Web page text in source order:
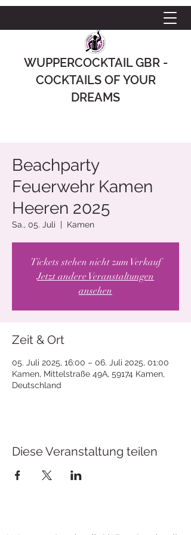
WUPPERCOCKTAIL GBR -
COCKTAILS OF YOUR
DREAMS
Beachparty
Feuerwehr Kamen
Heeren 2025
Sa., 05. Juli
  |
Kamen
Tickets stehen nicht zum Verkauf
Jetzt andere Veranstaltungen
ansehen
Zeit & Ort
05. Juli 2025, 16:00 – 06. Juli 2025, 01:00
Kamen, Mittelstraße 49A, 59174 Kamen,
Deutschland
Diese Veranstaltung teilen